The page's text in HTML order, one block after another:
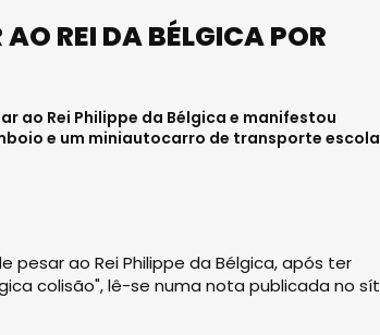
REI DA BÉLGICA POR
ao Rei Philippe da Bélgica e manifestou
e um miniautocarro de transporte
pesar ao Rei Philippe da Bélgica, após ter
colisão", lê-se numa nota publicada no